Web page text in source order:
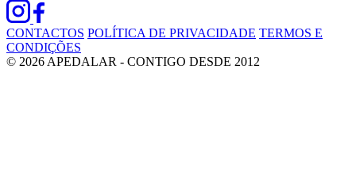
CONTACTOS POLÍTICA DE PRIVACIDADE TERMOS E
CONDIÇÕES
© 2026 APEDALAR - CONTIGO DESDE 2012